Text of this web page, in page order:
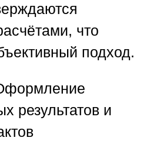
что
подход.
результатов и